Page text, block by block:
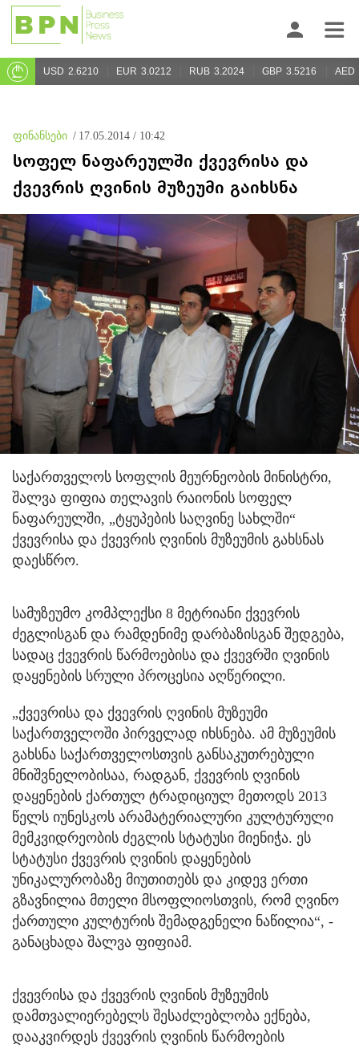
USD 2.6210 EUR 3.0212 RUB 3.2024 GBP 3.5216 AED
ფინანსები / 17.05.2014 / 10:42
სოფელ ნაფარეულში ქვევრისა და
ქვევრის ღვინის მუზეუმი გაიხსნა
საქართველოს სოფლის მეურნეობის მინისტრი,
შალვა ფიფია თელავის რაიონის სოფელ
ნაფარეულში, „ტყუპების საღვინე სახლში“
ქვევრისა და ქვევრის ღვინის მუზეუმის გახსნას
დაესწრო.
სამუზეუმო კომპლექსი 8 მეტრიანი ქვევრის
ძეგლისგან და რამდენიმე დარბაზისგან შედგება,
სადაც ქვევრის წარმოებისა და ქვევრში ღვინის
დაყენების სრული პროცესია აღწერილი.
„ქვევრისა და ქვევრის ღვინის მუზეუმი
საქართველოში პირველად იხსნება. ამ მუზეუმის
გახსნა საქართველოსთვის განსაკუთრებული
მნიშვნელობისაა, რადგან, ქვევრის ღვინის
დაყენების ქართულ ტრადიციულ მეთოდს 2013
წელს იუნესკოს არამატერიალური კულტურული
მემკვიდრეობის ძეგლის სტატუსი მიენიჭა. ეს
სტატუსი ქვევრის ღვინის დაყენების
უნიკალურობაზე მიუთითებს და კიდევ ერთი
გზავნილია მთელი მსოფლიოსთვის, რომ ღვინო
ქართული კულტურის შემადგენელი ნაწილია“, -
განაცხადა შალვა ფიფიამ.
ქვევრისა და ქვევრის ღვინის მუზეუმის
დამთვალიერებელს შესაძლებლობა ექნება,
დააკვირდეს ქვევრის ღვინის წარმოების